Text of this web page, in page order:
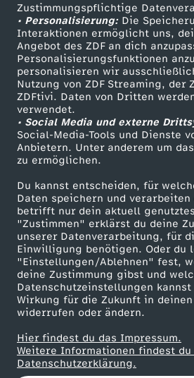
Zustimmungspflichtige
• Personalisierung:Die
Interaktionen ermöglicht uns,
Angebot des ZDF an dich
Personalisierungsfunktionen
personalisieren wir
Nutzung von ZDF Streaming, der
ZDFtivi. Daten von Dritten
verwendet.
• Social Media und externe
Social-Media-Tools und Dienste
Anbietern. Unter anderem um
zu ermöglichen.
Du kannst entscheiden, für
Daten speichern und verarbeiten
betrifft nur dein aktuell
"Zustimmen" erklärst du deine
unserer Datenverarbeitung, für
Einwilligung benötigen. Oder du
"Einstellungen/Ablehnen" fest,
deine Zustimmung gibst und
Datenschutzeinstellungen
Wirkung für die Zukunft in
widerrufen oder ändern.
Hier findest du das Impressum.
Weitere Informationen findest
Datenschutzerklärung.
n
d
u
n
g
v
o
m
1
3
.
Livestreams
Sendungen A-Z
TV-Programm
Hilfe
ZDF Unternehmen
Karriere
ZDF goes Schule
Werbefernsehen
Mainzelmännchen
Partner